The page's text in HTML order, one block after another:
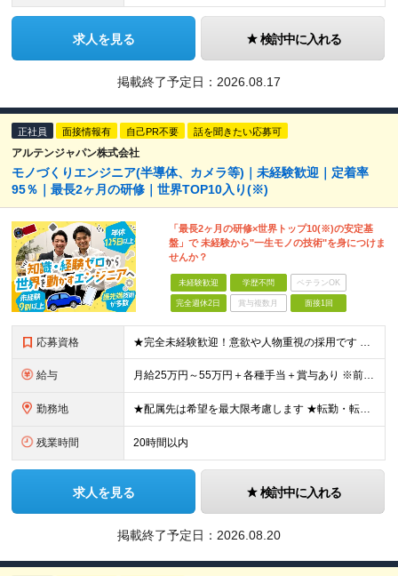
求人を見る 検討中に入れる
掲載終了予定日： 2026.08.17
正社員 面接情報有 自己PR不要 話を聞きたい応募可
アルテンジャパン株式会社
モノづくりエンジニア(半導体、カメラ等)｜未経験歓迎｜定着率
95％｜最長2ヶ月の研修｜世界TOP10入り(※)
「最長2ヶ月の研修×世界トップ10(※)の安定基
盤」で 未経験から"一生モノの技術"を身につけま
せんか？
未経験歓迎 学歴不問 ベテランOK
完全週休2日 賞与複数月 面接1回
応募資格 ★完全未経験歓迎！意欲や人物重視の採用です ★文系・理系問わず歓迎いたします！ ■学歴不問 ■第二新卒歓迎 ■職種・業種・社会人未経験OK ■フリーター・社会人経験10年以上の方も歓迎 ■ブランク・
給与 月給25万円～55万円＋各種手当＋賞与あり ※前職の給与・経験・スキルなどを考慮のうえで決定します ※残業代は1分単位で全額支給します ※試用期間3ヶ月。その間の給与・待遇に差異はありません ★充実
勤務地 ★配属先は希望を最大限考慮します ★転勤・転居については相談可能です ★U・Iターン歓迎 全国の各プロジェクト先で募集します。 ＜プロジェクト先＞ ■北海道：千歳市 ■関東：埼玉県・千葉県・東京都
残業時間 20時間以内
求人を見る 検討中に入れる
掲載終了予定日： 2026.08.20